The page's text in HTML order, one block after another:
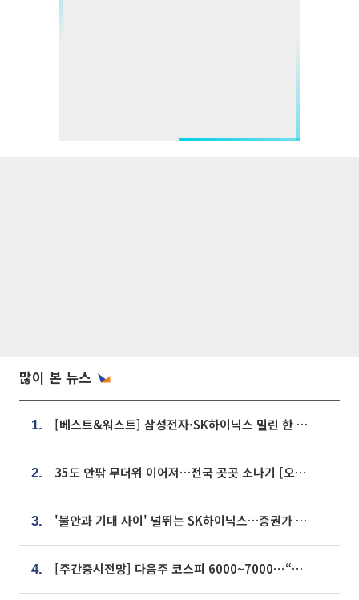
많이 본 뉴스
1. [베스트&워스트] 삼성전자·SK하이닉스 밀린 한 주…상상인증권은 85% 급등
2. 35도 안팎 무더위 이어져…전국 곳곳 소나기 [오늘 날씨]
3. '불안과 기대 사이' 널뛰는 SK하이닉스…증권가 "HBM4·LTA 기반 펀터멘털 견고"
4. [주간증시전망] 다음주 코스피 6000~7000⋯“外人 수급은 정책이 변수”